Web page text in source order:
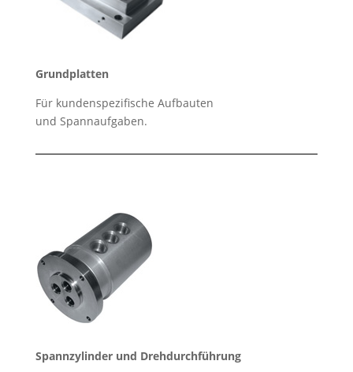
Grundplatten
Für kundenspezifische Aufbauten
und Spannaufgaben.
Spannzylinder und Drehdurchführung